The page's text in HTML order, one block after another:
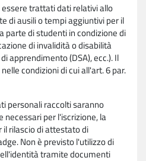
trattati dati relativi allo
di ausili o tempi aggiuntivi per il
parte di studenti in condizione di
di invalidità o disabilità
apprendimento (DSA), ecc.). Il
condizioni di cui all'art. 6 par.
personali raccolti saranno
per l'iscrizione, la
rilascio di attestato di
Non è previsto l'utilizzo di
tramite documenti